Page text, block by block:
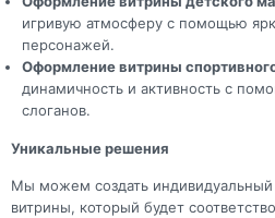
игривую атмосферу с помощью
персонажей.
Оформление витрины
динамичность и активность с
слоганов.
Уникальные решения
Мы можем создать
витрины, который будет